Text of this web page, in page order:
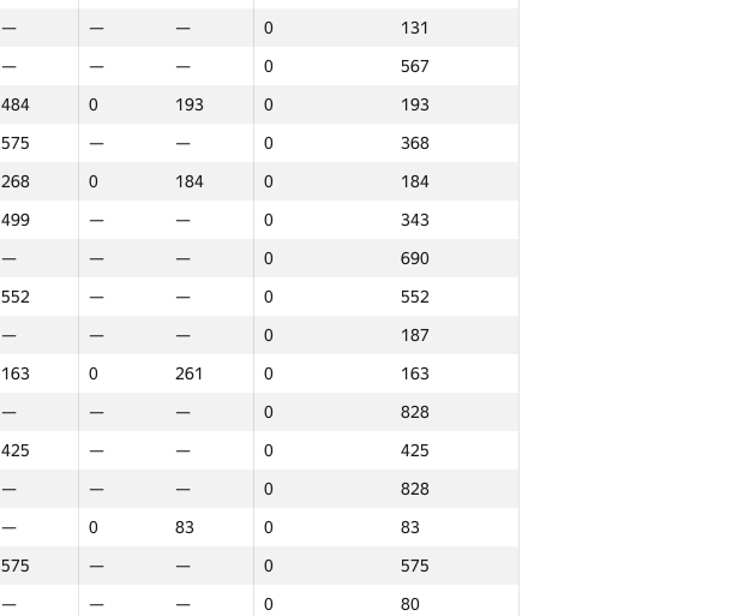
— — — 0
131
— — — 0
567
484 0 193 0
193
575 — — 0
368
268 0 184 0
184
499 — — 0
343
— — — 0
690
552 — — 0
552
— — — 0
187
163 0 261 0
163
— — — 0
828
425 — — 0
425
— — — 0
828
— 0 83 0
83
575 — — 0
575
— — — 0
80
Барлығы
NGP30 Sum Мин. орын